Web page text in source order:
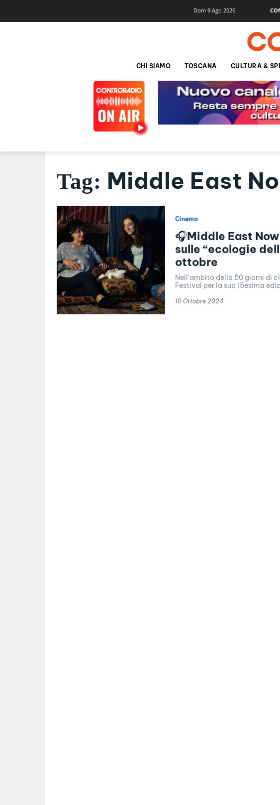
Dom 9 Ago 2026
CHI SIAMO TOSCANA CULTURA &
Tag: Middle East
Cinema
🎧Middle East
sulle “ecologie
ottobre
Nell'ambito della 50 giorni di
Festival per la sua 15esima
10 Ottobre 2024